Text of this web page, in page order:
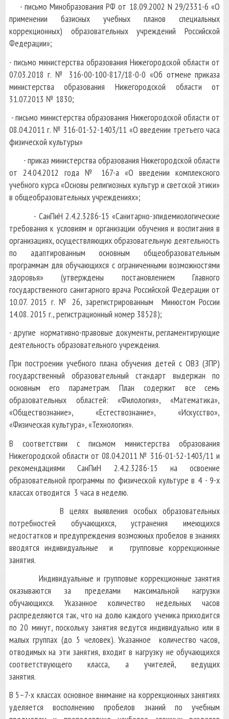
- письмо Минобразования РФ от 18.09.2002 N 29/2331-6 «О
применении базисных учебных планов специальных
коррекционных) образовательных учреждений Российской
Федерации»;
- письмо министерства образования Нижегородской области от
07.03.2018 г. № 316-00-100-817/18-0-0 «Об отмене приказа
министерства образования Нижегородской области от
31.07.2013 № 1830;
- письмо министерства образования Нижегородской области от
08.04.2011 г. № 316-01-52-1403/11 «О введении третьего часа
физической культуры»
- приказ министерства образования Нижегородской области
от 24.04.2012 года № 167-а «О введении комплексного
учебного курса «Основы религиозных культур и светской этики»
в общеобразовательных учреждениях»;
- СанПиН 2.4.2.3286-15 «Санитарно-эпидемиологические
требования к условиям и организации обучения и воспитания в
организациях, осуществляющих образовательную деятельность
по адаптированным основным общеобразовательным
программам для обучающихся с ограниченными возможностями
здоровья» (утверждены постановлением Главного
государственного санитарного врача Российской Федерации от
10.07. 2015 г. № 26, зарегистрированным Минюстом России
14.08. 2015 г., регистрационный номер 38528);
- другие нормативно-правовые документы, регламентирующие
деятельность образовательного учреждения.
При построении учебного плана обучения детей с ОВЗ (ЗПР)
государственный образовательный стандарт выдержан по
основным его параметрам. План содержит все семь
образовательных областей: «Филология», «Математика»,
«Обществознание», «Естествознание», «Искусство»,
«Физическая культура», «Технология».
В соответствии с письмом министерства образования
Нижегородской области от 08.04.2011 № 316-01-52-1403/11 и
рекомендациями СанПиН 2.4.2.3286-15 на освоение
образовательной программы по физической культуре в 4 - 9-х
классах отводится 3 часа в неделю.
В целях выявления особых образовательных
потребностей обучающихся, устранения имеющихся
недостатков и предупреждения возможных пробелов в знаниях
вводятся индивидуальные и групповые коррекционные
занятия.
Индивидуальные и групповые коррекционные занятия
оказываются за пределами максимальной нагрузки
обучающихся. Указанное количество недельных часов
распределяются так, что на долю каждого ученика приходится
по 20 минут, поскольку занятия ведутся индивидуально или в
малых группах (до 5 человек). Указанное количество часов,
отводимых на эти занятия, входит в нагрузку не обучающихся
соответствующего класса, а учителей, ведущих
занятия.
В 5–7-х классах основное внимание на коррекционных занятиях
уделяется восполнению пробелов знаний по учебным